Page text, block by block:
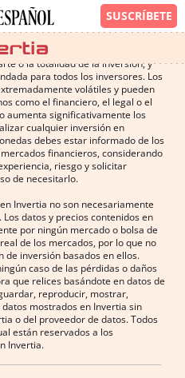
o criptomonedas conlleva altos
o la totalidad de la inversión, y
para todos los inversores. Los
volátiles y pueden
como el financiero, el legal o el
aumenta significativamente los
cualquier inversión en
debes estar informado de los
financieros, considerando
riesgo y solicitar
de necesitarlo.
Invertia no son necesariamente
datos y precios contenidos en
por ningún mercado o bolsa de
de los mercados, por lo que no
inversión basados en ellos.
caso de las pérdidas o daños
que relices basándote en datos de
reproducir, mostrar,
mostrados en Invertia sin
o del proveedor de datos. Todos
están reservados a los
Invertia.